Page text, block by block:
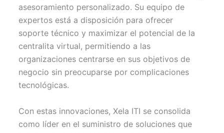
asesoramiento personalizado. Su equipo de
expertos está a disposición para ofrecer
soporte técnico y maximizar el potencial de la
centralita virtual, permitiendo a las
organizaciones centrarse en sus objetivos de
negocio sin preocuparse por complicaciones
tecnológicas.
Con estas innovaciones, Xela ITI se consolida
como líder en el suministro de soluciones que